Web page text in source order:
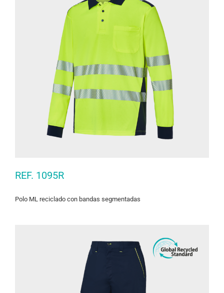
REF. 1095R
Polo ML reciclado con bandas segmentadas